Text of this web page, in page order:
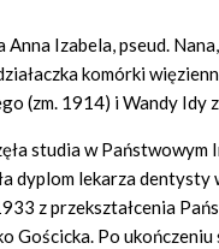
Anna Izabela, pseud.
komórki
(zm. 1914) i Wandy Idy
studia w
dyplom lekarza
z przekształcenia
Gościcka. Po